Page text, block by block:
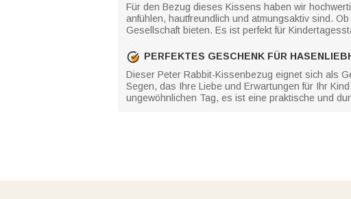
Für den Bezug dieses Kissens haben wir
anfühlen, hautfreundlich und atmungsaktiv sind.
Gesellschaft bieten. Es ist perfekt für
PERFEKTES GESCHENK FÜR
Dieser Peter Rabbit-Kissenbezug eignet sich als
Segen, das Ihre Liebe und Erwartungen für Ihr
ungewöhnlichen Tag, es ist eine praktische und